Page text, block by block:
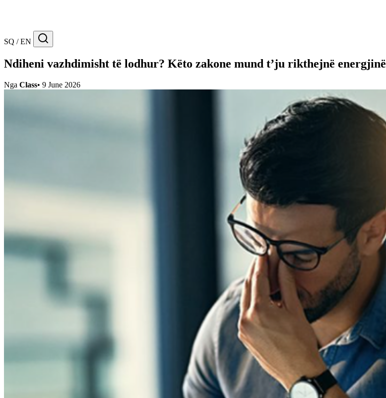
SQ / EN
Ndiheni vazhdimisht të lodhur? Këto zakone mund t’ju rikthejnë energjinë
Nga Class• 9 June 2026